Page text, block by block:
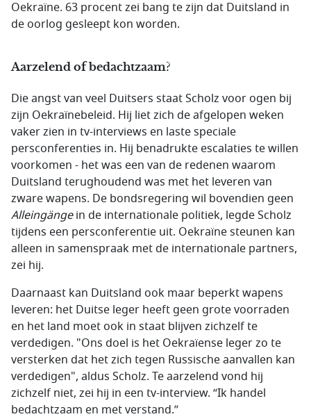
Oekraïne. 63 procent zei bang te zijn dat Duitsland in
de oorlog gesleept kon worden.
Aarzelend of bedachtzaam?
Die angst van veel Duitsers staat Scholz voor ogen bij
zijn Oekraïnebeleid. Hij liet zich de afgelopen weken
vaker zien in tv-interviews en laste speciale
persconferenties in. Hij benadrukte escalaties te willen
voorkomen - het was een van de redenen waarom
Duitsland terughoudend was met het leveren van
zware wapens. De bondsregering wil bovendien geen
Alleingängein de internationale politiek, legde Scholz
tijdens een persconferentie uit. Oekraïne steunen kan
alleen in samenspraak met de internationale partners,
zei hij.
Daarnaast kan Duitsland ook maar beperkt wapens
leveren: het Duitse leger heeft geen grote voorraden
en het land moet ook in staat blijven zichzelf te
verdedigen. "Ons doel is het Oekraïense leger zo te
versterken dat het zich tegen Russische aanvallen kan
verdedigen", aldus Scholz. Te aarzelend vond hij
zichzelf niet, zei hij in een tv-interview. “Ik handel
bedachtzaam en met verstand.”